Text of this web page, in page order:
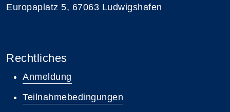
Europaplatz 5, 67063 Ludwigshafen
Rechtliches
Anmeldung
Teilnahmebedingungen